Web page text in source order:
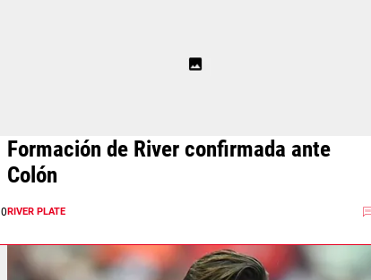
0
Formación de River confirmada ante
Colón
RIVER PLATE